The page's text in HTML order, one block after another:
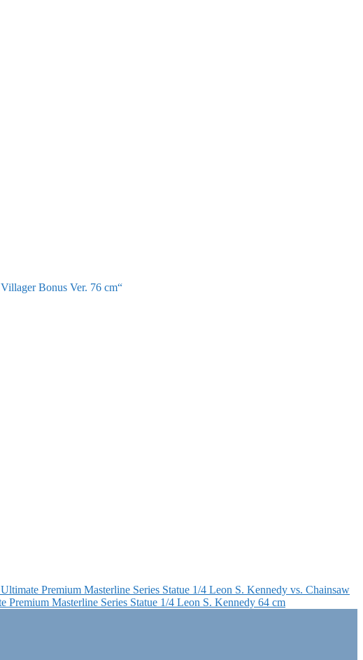
Bonus Ver. 76 cm“
Premium Masterline Series Statue 1/4 Leon S. Kennedy vs. Chainsaw
Premium Masterline Series Statue 1/4 Leon S. Kennedy 64 cm